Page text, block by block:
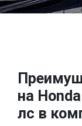
на
лс в